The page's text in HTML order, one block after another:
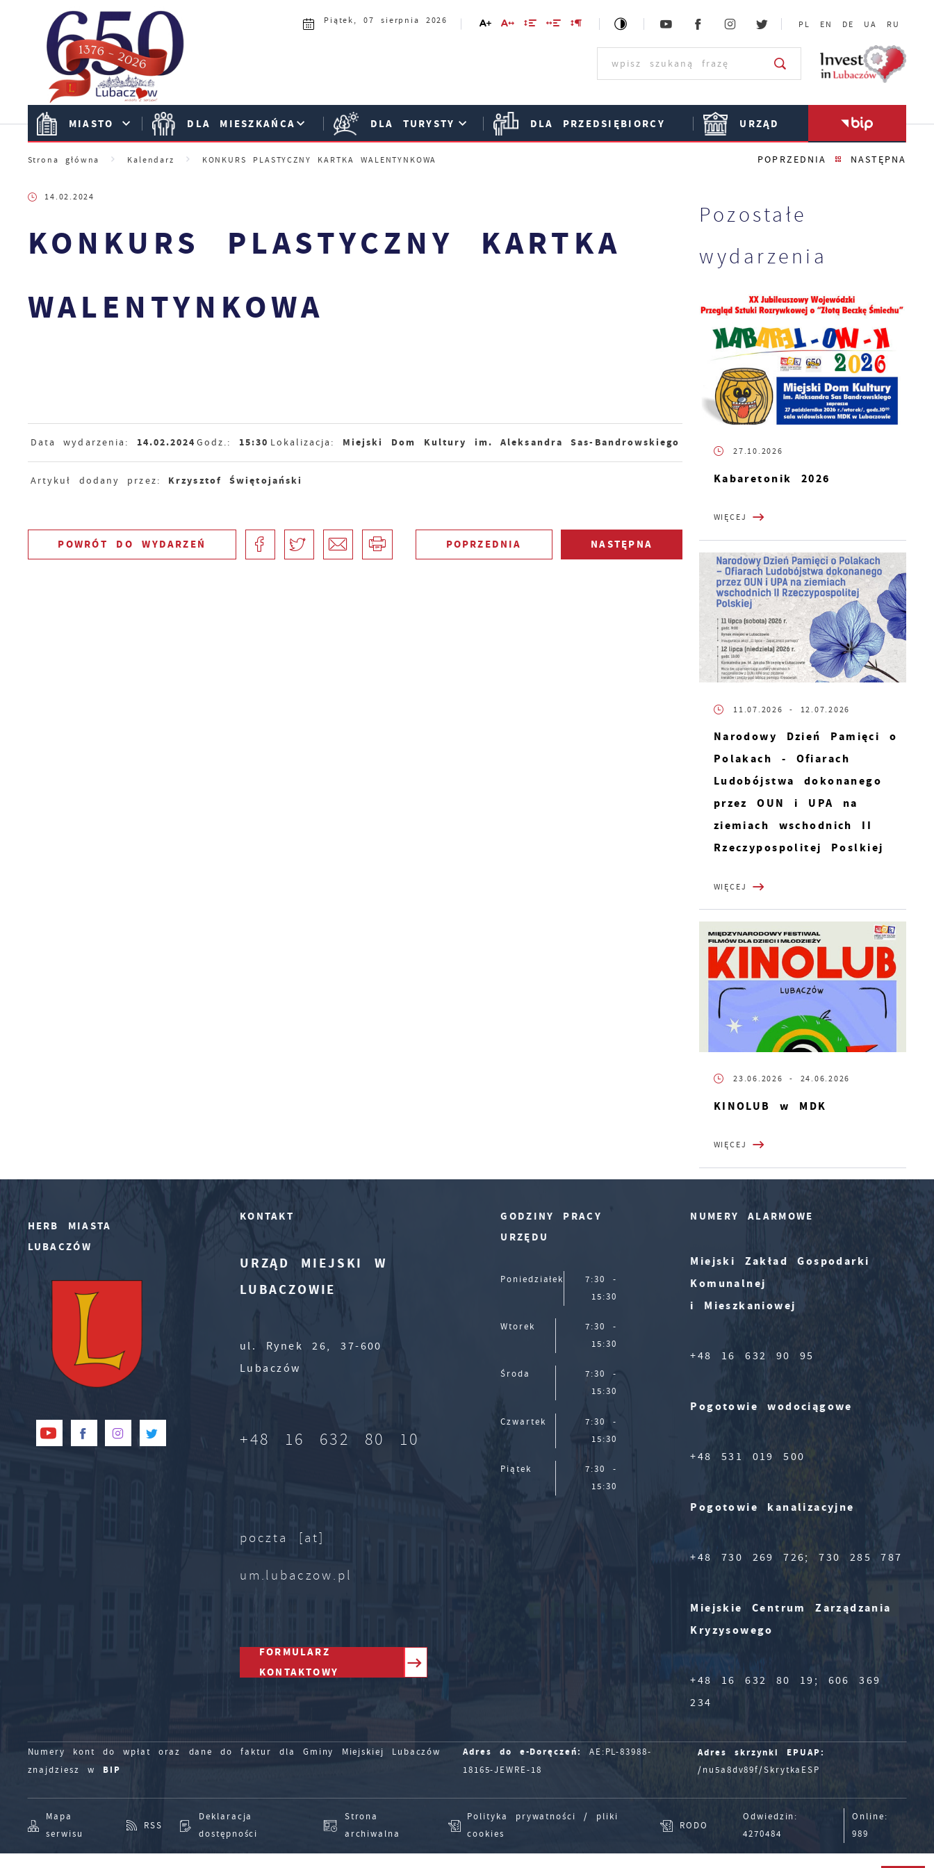
Przejdź do menu.
Przejdź do wyszukiwarki.
Przejdź do treści.
Przejdź do ustawień wielkości czcionki.
Włącz wersję kontrastową strony.
Piątek, 07 sierpnia 2026 PL EN DE UA RU
MIASTO DLA MIESZKAŃCA DLA TURYSTY DLA PRZEDSIĘBIORCY URZĄD
Strona główna Kalendarz KONKURS PLASTYCZNY KARTKA WALENTYNKOWA POPRZEDNIA NASTĘPNA
14.02.2024
KONKURS PLASTYCZNY KARTKA
WALENTYNKOWA
Data wydarzenia: 14.02.2024 Godz.: 15:30 Lokalizacja: Miejski Dom Kultury im. Aleksandra Sas-Bandrowskiego
Artykuł dodany przez: Krzysztof Świętojański
POWRÓT DO WYDARZEŃ POPRZEDNIA NASTĘPNA
Pozostałe
wydarzenia
27.10.2026
Kabaretonik 2026
WIĘCEJ
11.07.2026 - 12.07.2026
Narodowy Dzień Pamięci o
Polakach - Ofiarach
Ludobójstwa dokonanego
przez OUN i UPA na
ziemiach wschodnich II
Rzeczypospolitej Poslkiej
WIĘCEJ
23.06.2026 - 24.06.2026
KINOLUB w MDK
WIĘCEJ
HERB MIASTA
LUBACZÓW
KONTAKT
URZĄD MIEJSKI W
LUBACZOWIE
ul. Rynek 26, 37-600
Lubaczów
+48 16 632 80 10
poczta [at]
um.lubaczow.pl
FORMULARZ
KONTAKTOWY
GODZINY PRACY
URZĘDU
Poniedziałek
7:30 -
15:30
Wtorek
7:30 -
15:30
Środa
7:30 -
15:30
Czwartek
7:30 -
15:30
Piątek
7:30 -
15:30
NUMERY ALARMOWE
Miejski Zakład Gospodarki
Komunalnej
i Mieszkaniowej
+48 16 632 90 95
Pogotowie wodociągowe
+48 531 019 500
Pogotowie kanalizacyjne
+48 730 269 726; 730 285 787
Miejskie Centrum Zarządzania
Kryzysowego
+48 16 632 80 19; 606 369
234
Numery kont do wpłat oraz dane do faktur dla Gminy Miejskiej Lubaczów
znajdziesz w BIP
Adres do e-Doręczeń:
AE:PL-83988-
18165-JEWRE-18
Adres skrzynki EPUAP:
/nu5a8dv89f/SkrytkaESP
Mapa
serwisu
RSS
Deklaracja
dostępności
Strona
archiwalna
Polityka prywatności / pliki
cookies
RODO
Odwiedzin:
4270484
Online:
989